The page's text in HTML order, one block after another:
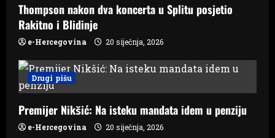
Thompson nakon dva koncerta u Splitu posjetio
Rakitno i Blidinje
e-Hercegovina 20 siječnja, 2026
Drugi pišu
Premijer Nikšić: Na isteku mandata idem u penziju
e-Hercegovina 20 siječnja, 2026